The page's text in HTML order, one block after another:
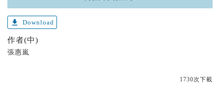
Download
get_app
作者(中)
張惠嵐
1730次下載